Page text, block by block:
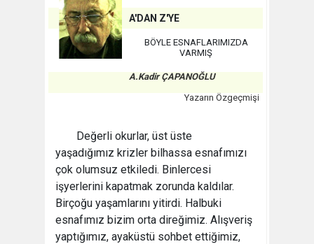
A'DAN Z'YE
BÖYLE ESNAFLARIMIZDA
VARMIŞ
A.Kadir ÇAPANOĞLU
Yazarın Özgeçmişi
Değerli okurlar, üst üste
yaşadığımız krizler bilhassa esnafımızı
çok olumsuz etkiledi. Binlercesi
işyerlerini kapatmak zorunda kaldılar.
Birçoğu yaşamlarını yitirdi. Halbuki
esnafımız bizim orta direğimiz. Alışveriş
yaptığımız, ayaküstü sohbet ettiğimiz,